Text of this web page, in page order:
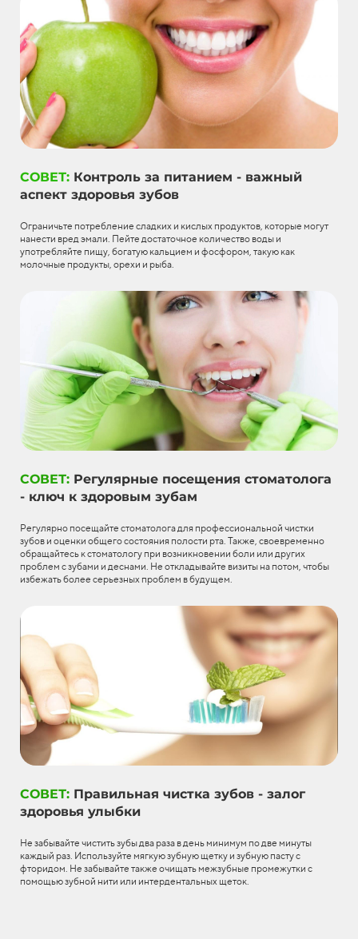
СОВЕТ: Контроль за питанием - важный
аспект здоровья зубов
Ограничьте потребление сладких и кислых продуктов, которые могут
нанести вред эмали. Пейте достаточное количество воды и
употребляйте пищу, богатую кальцием и фосфором, такую как
молочные продукты, орехи и рыба.
СОВЕТ: Регулярные посещения стоматолога
- ключ к здоровым зубам
Регулярно посещайте стоматолога для профессиональной чистки
зубов и оценки общего состояния полости рта. Также, своевременно
обращайтесь к стоматологу при возникновении боли или других
проблем с зубами и деснами. Не откладывайте визиты на потом, чтобы
избежать более серьезных проблем в будущем.
СОВЕТ: Правильная чистка зубов - залог
здоровья улыбки
Не забывайте чистить зубы два раза в день минимум по две минуты
каждый раз. Используйте мягкую зубную щетку и зубную пасту с
фторидом. Не забывайте также очищать межзубные промежутки с
помощью зубной нити или интердентальных щеток.